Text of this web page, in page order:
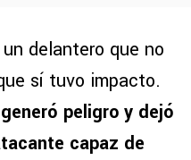
delantero que no
sí tuvo impacto.
peligro y dejó
capaz de